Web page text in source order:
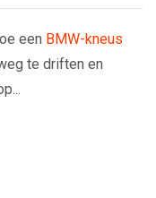
een BMW-kneus
te driften en